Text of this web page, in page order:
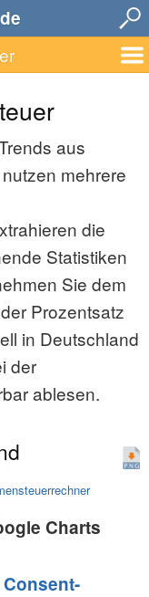
aus
mehrere
die
Statistiken
Sie dem
Prozentsatz
in Deutschland
der
ablesen.
Charts